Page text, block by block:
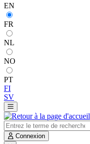
EN
FR
NL
NO
PT
FI
SV
Connexion